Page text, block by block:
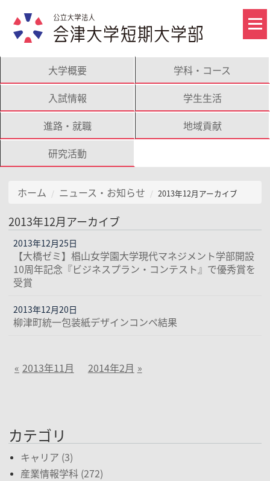
大学概要
学科・コース
入試情報
学生生活
進路・就職
地域貢献
研究活動
ホーム ニュース・お知らせ 2013年12月アーカイブ
2013年12月アーカイブ
2013年12月25日
【大橋ゼミ】椙山女学園大学現代マネジメント学部開設
10周年記念『ビジネスプラン・コンテスト』で優秀賞を
受賞
2013年12月20日
柳津町統一包装紙デザインコンペ結果
2013年11月 2014年2月
カテゴリ
キャリア (3)
産業情報学科 (272)